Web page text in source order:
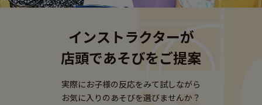
インストラクターが
店頭であそびをご提案
実際にお子様の反応をみて試しながら
お気に入りのあそびを選びませんか？